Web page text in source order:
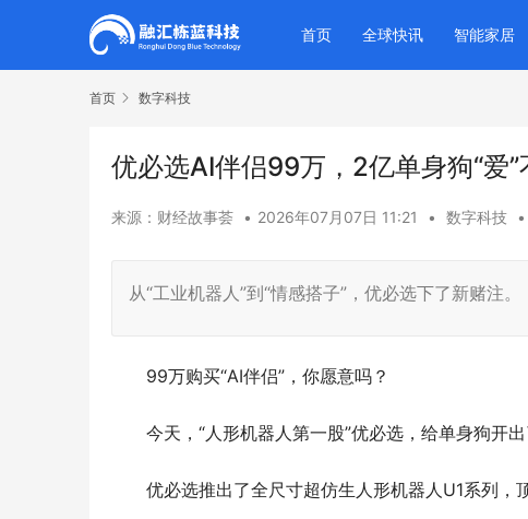
首页 全球快讯 智能家居
首页 数字科技
优必选AI伴侣99万，2亿单身狗“爱”
来源：财经故事荟 • 2026年07月07日 11:21 • 数字科技 •
从“工业机器人”到“情感搭子”，优必选下了新赌注。
99万购买“AI伴侣”，你愿意吗？
今天，“人形机器人第一股”优必选，给单身狗开
优必选推出了全尺寸超仿生人形机器人U1系列，